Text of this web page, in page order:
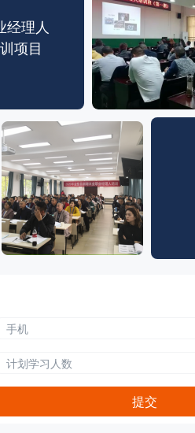
经理人
项目
提交